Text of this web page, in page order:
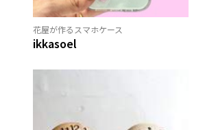
花屋が作るスマホケース
ikkasoel